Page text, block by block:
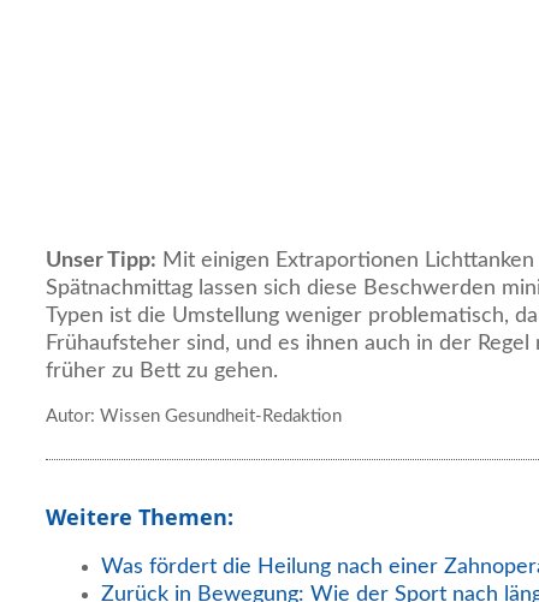
Unser Tipp: Mit einigen Extraportionen
Spätnachmittag lassen sich diese Beschwerden
Typen ist die Umstellung weniger problematisch,
Frühaufsteher sind, und es ihnen auch in der
früher zu Bett zu gehen.
Autor: Wissen Gesundheit-Redaktion
Weitere Themen:
Was fördert die Heilung nach einer
Zurück in Bewegung: Wie der Sport nach